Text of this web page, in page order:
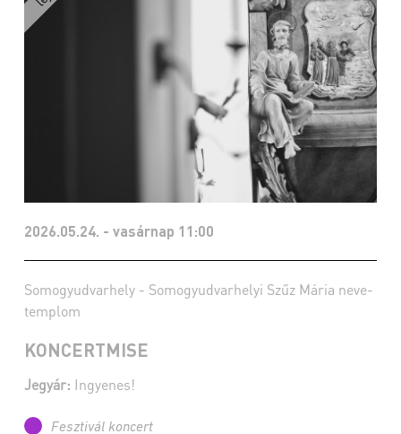
2026.05.24. - vasárnap 11:00
Somogyudvarhely - Somogyudvarhelyi Szűz Mária neve-
templom
KONCERTMISE
Jegyár: Ingyenes!
Fesztivál koncert